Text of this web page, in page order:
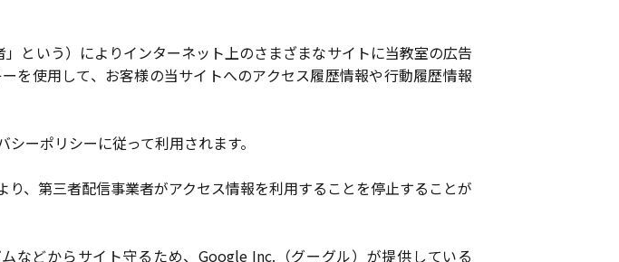
という）によりインターネット上のさまざまなサイトに当教室の広告
を使用して、お客様の当サイトへのアクセス履歴情報や行動履歴情報
ーポリシーに従って利用されます。
、第三者配信事業者がアクセス情報を利用することを停止することが
などからサイト守るため、Google Inc.（グーグル）が提供している